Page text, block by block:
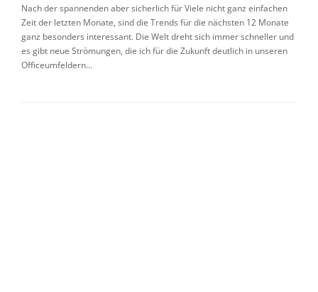
Nach der spannenden aber sicherlich für Viele nicht ganz einfachen
Zeit der letzten Monate, sind die Trends für die nächsten 12 Monate
ganz besonders interessant. Die Welt dreht sich immer schneller und
es gibt neue Strömungen, die ich für die Zukunft deutlich in unseren
Officeumfeldern...